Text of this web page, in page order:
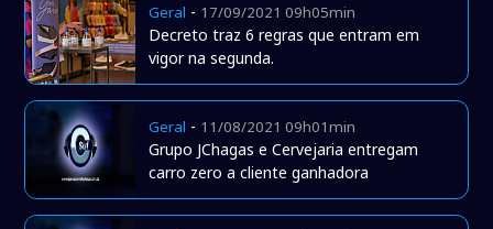
Geral - 17/09/2021 09h05min
Decreto traz 6 regras que entram em
vigor na segunda.
Geral - 11/08/2021 09h01min
Grupo JChagas e Cervejaria entregam
carro zero a cliente ganhadora